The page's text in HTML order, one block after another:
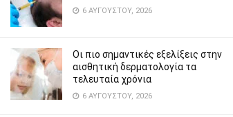
6 ΑΥΓΟΎΣΤΟΥ, 2026
Οι πιο σημαντικές εξελίξεις στην
αισθητική δερματολογία τα
τελευταία χρόνια
6 ΑΥΓΟΎΣΤΟΥ, 2026